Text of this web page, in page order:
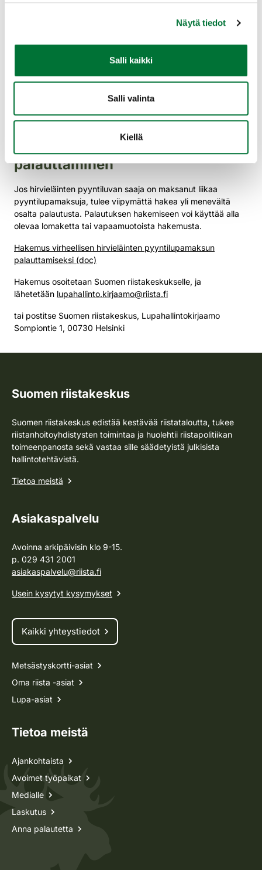
Näytä tiedot
Salli kaikki
Salli valinta
Kiellä
Lupa koirakokeisiin ja koiran kouluttamiseen kuukausi
Lupa suden, karhun, saukon ja ilveksen metsästämiseen
käytettävän koiran metsästyskokeiden järjestämiseen ja
tällaisen koiran kouluttamiseen kuukausi
Käsittelyajoissa on otettu huomioon, että selvityspyyntöihin
on varattava kohtuullinen aika.
Akuutteja vahinkotilanteita koskevat
vuorokauden sisällä.
palauttaminen
Jos hirvieläinten pyyntiluvan saaja on maksanut liikaa
pyyntilupamaksuja, tulee viipymättä hakea yli menevältä
osalta palautusta. Palautuksen hakemiseen voi käyttää alla
olevaa lomaketta tai vapaamuotoista hakemusta.
Hakemus virheellisen hirvieläinten pyyntilupamaksun
palauttamiseksi (doc)
Hakemus osoitetaan Suomen riistakeskukselle, ja
lähetetään lupahallinto.kirjaamo@riista.fi
tai postitse Suomen riistakeskus, Lupahallintokirjaamo
Sompiontie 1, 00730 Helsinki
Suomen riistakeskus
Suomen riistakeskus edistää kestävää riistataloutta, tukee
riistanhoitoyhdistysten toimintaa ja huolehtii riistapolitiikan
toimeenpanosta sekä vastaa sille säädetyistä julkisista
hallintotehtävistä.
Tietoa meistä
Asiakaspalvelu
Avoinna arkipäivisin klo 9-15.
p. 029 431 2001
asiakaspalvelu@riista.fi
Usein kysytyt kysymykset
Kaikki yhteystiedot
Metsästyskortti-asiat
Oma riista -asiat
Lupa-asiat
Tietoa meistä
Ajankohtaista
Avoimet työpaikat
Medialle
Laskutus
Anna palautetta